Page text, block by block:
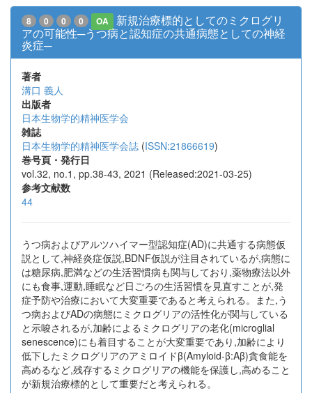
8 0 0 0 OA
新規治療標的としてのミクログリ
アの可能性─うつ病と認知症の共通病態としての神経
炎症─
著者
溝口 義人
出版者
日本生物学的精神医学会
雑誌
日本生物学的精神医学会誌 (ISSN:21866619)
巻号頁・発行日
vol.32, no.1, pp.38-43, 2021 (Released:2021-03-25)
参考文献数
44
うつ病およびアルツハイマー型認知症(AD)に共通する病態仮
説として,神経炎症仮説,BDNF仮説が注目されているが,病態に
は糖尿病,肥満などの生活習慣病も関与しており,薬物療法以外
にも食事,運動,睡眠など日ごろの生活習慣を見直すことが,発
症予防や治療において大変重要であると考えられる。また,う
つ病およびADの病態にミクログリアの活性化が関与している
と示唆されるが,加齢によるミクログリアの老化(microglial
senescence)にも着目することが大変重要であり,加齢により
低下したミクログリアのアミロイドβ(Amyloid‐β:Aβ)貪食能を
高めるなど,残存するミクログリアの機能を保護し,高めること
が新規治療標的として重要だと考えられる。